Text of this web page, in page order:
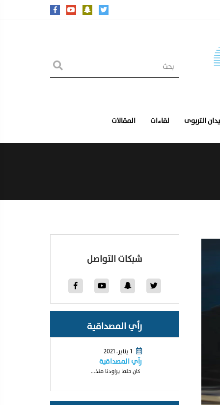
التربوى لقاءات المقالات
شبكات التواصل
رأي المصداقية
رآي المصداقية
كان حلما يراودنا منذ...